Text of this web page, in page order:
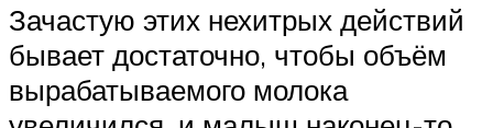
Зачастую этих нехитрых действий
бывает достаточно, чтобы объём
вырабатываемого молока